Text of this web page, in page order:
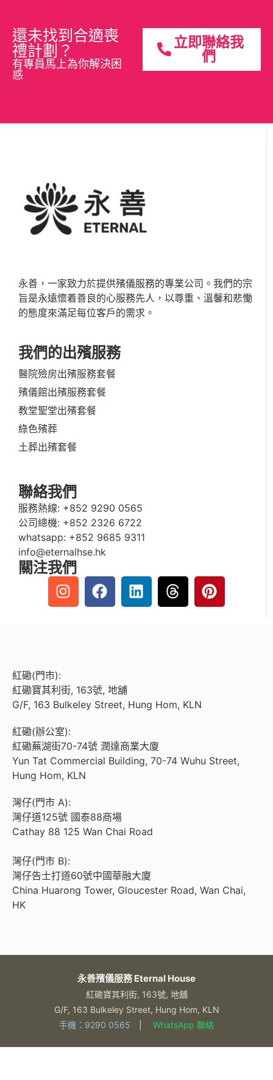
還未找到合適喪
禮計劃？
有專員馬上為你解決困
惑
立即聯絡我
們
永善，一家致力於提供殯儀服務的專業公司。我們的宗
旨是永遠懷着善良的心服務先人，以尊重、溫馨和悲慟
的態度來滿足每位客戶的需求。
我們的出殯服務
醫院殮房出殯服務套餐
殯儀館出殯服務套餐
教堂聖堂出殯套餐
綠色殯葬
土葬出殯套餐
聯絡我們
服務熱線: +852 9290 0565
公司總機: +852 2326 6722
whatsapp: +852 9685 9311
info@eternalhse.hk
關注我們
紅磡(門市):
紅磡寶其利街, 163號, 地舖
G/F, 163 Bulkeley Street, Hung Hom, KLN
紅磡(辦公室):
紅磡蕪湖街70-74號 潤達商業大廈
Yun Tat Commercial Building, 70-74 Wuhu Street,
Hung Hom, KLN
灣仔(門市 A):
灣仔道125號 國泰88商場
Cathay 88 125 Wan Chai Road
灣仔(門市 B):
灣仔告士打道60號中國華融大廈
China Huarong Tower, Gloucester Road, Wan Chai,
HK
永善殯儀服務 Eternal House
紅磡寶其利街, 163號, 地舖
G/F, 163 Bulkeley Street, Hung Hom, KLN
手機：9290 0565
WhatsApp 聯絡